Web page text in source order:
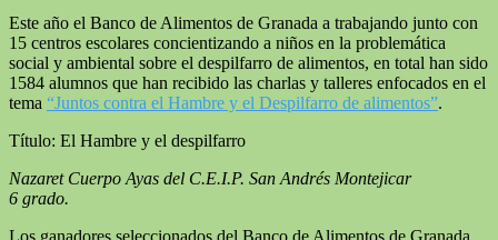
Este año el Banco de Alimentos de Granada a trabajando junto con
15 centros escolares concientizando a niños en la problemática
social y ambiental sobre el despilfarro de alimentos, en total han sido
1584 alumnos que han recibido las charlas y talleres enfocados en el
tema “Juntos contra el Hambre y el Despilfarro de alimentos”.
Título: El Hambre y el despilfarro
Nazaret Cuerpo Ayas del C.E.I.P. San Andrés Montejicar
6 grado.
Los ganadores seleccionados del Banco de Alimentos de Granada